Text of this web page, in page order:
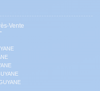
Vente